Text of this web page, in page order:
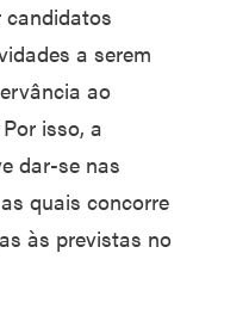
candidatos
a serem
ao
isso, a
dar-se nas
quais concorre
às previstas no